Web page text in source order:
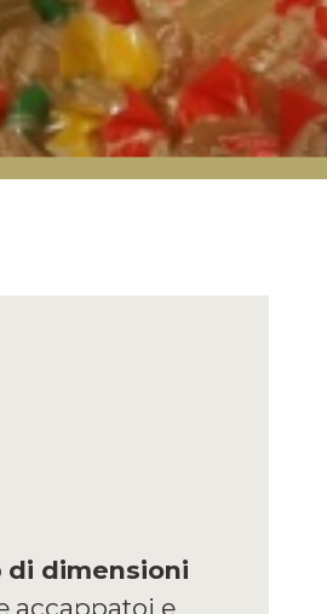
di dimensioni
accappatoi e